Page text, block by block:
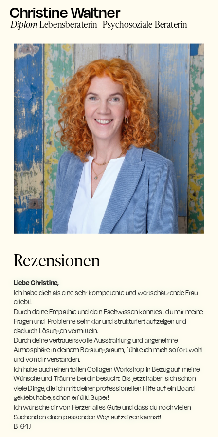
Rezensionen
Liebe Christine,
Ich habe dich als eine sehr kompetente und wertschätzende Frau
erlebt!
Durch deine Empathie und dein Fachwissen konntest du mir meine
Fragen und  Probleme sehr klar und strukturiert aufzeigen und
dadurch Lösungen vermitteln.
Durch deine vertrauensvolle Ausstrahlung und angenehme
Atmosphäre in deinem Beratungsraum, fühlte ich mich sofort wohl
und von dir verstanden.
Ich habe auch einen tollen Collagen Workshop in Bezug auf meine
Wünsche und Träume bei dir besucht. Bis jetzt haben sich schon
viele Dinge, die ich mit deiner professionellen Hilfe auf ein Board
geklebt habe, schon erfüllt! Super!
Ich wünsche dir von Herzen alles Gute und dass du noch vielen
Suchenden einen passenden Weg aufzeigen kannst!
B. 64J
Christine Waltner
Diplom Lebensberaterin | Psychosoziale Beraterin